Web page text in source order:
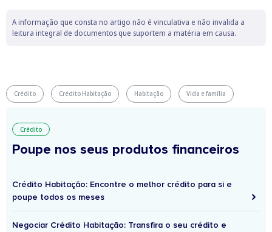
A informação que consta no artigo não é vinculativa e não invalida a
leitura integral de documentos que suportem a matéria em causa.
Crédito Crédito Habitação Habitação Vida e família
Crédito
Poupe nos seus produtos financeiros
Crédito Habitação: Encontre o melhor crédito para si e
poupe todos os meses
Negociar Crédito Habitação: Transfira o seu crédito e